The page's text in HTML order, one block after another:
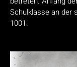
Schulklasse an der
1001.